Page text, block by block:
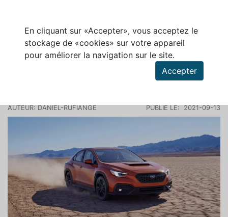
En cliquant sur «Accepter», vous acceptez le
stockage de «cookies» sur votre appareil
pour améliorer la navigation sur le site.
Accepter
AUTEUR: DANIEL-RUFIANGE PUBLIÉ LE: 2021-09-13